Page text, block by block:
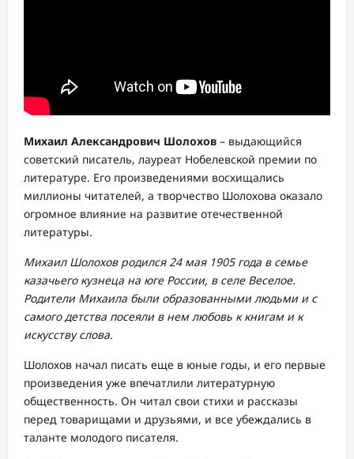
Михаил Александрович Шолохов – выдающийся
советский писатель, лауреат Нобелевской премии по
литературе. Его произведениями восхищались
миллионы читателей, а творчество Шолохова оказало
огромное влияние на развитие отечественной
литературы.
Михаил Шолохов родился 24 мая 1905 года в семье
казачьего кузнеца на юге России, в селе Веселое.
Родители Михаила были образованными людьми и с
самого детства посеяли в нем любовь к книгам и к
искусству слова.
Шолохов начал писать еще в юные годы, и его первые
произведения уже впечатлили литературную
общественность. Он читал свои стихи и рассказы
перед товарищами и друзьями, и все убеждались в
таланте молодого писателя.